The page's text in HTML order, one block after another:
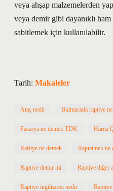
veya ahşap malzemelerden
veya demir gibi dayanıklı
sabitlemek için kullanılabilir.
Tarih: Makaleler
Ataç nedir Bulmacada raptiye
Fasarya ne demek TDK Harita
Raftiye ne demek Raptetmek ne
Raptiye demir mi Raptiye diğer
Raptiye ingilizcesi nedir